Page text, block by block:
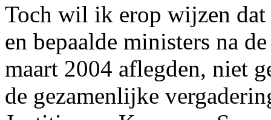
Toch wil ik erop wijzen
en bepaalde ministers na
maart 2004 aflegden, niet
de gezamenlijke